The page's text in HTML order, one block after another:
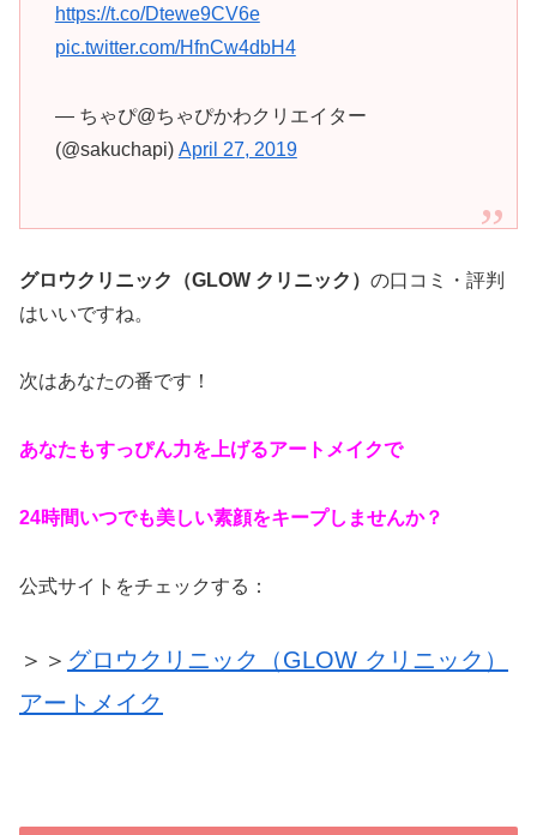
https://t.co/Dtewe9CV6e
pic.twitter.com/HfnCw4dbH4
— ちゃぴ@ちゃぴかわクリエイター
(@sakuchapi) April 27, 2019
グロウクリニック（GLOW クリニック） の口コミ・評判
はいいですね。
次はあなたの番です！
あなたもすっぴん力を上げるアートメイクで
24時間いつでも美しい素顔をキープしませんか？
公式サイトをチェックする：
＞＞ グロウクリニック（GLOW クリニック）
アートメイク